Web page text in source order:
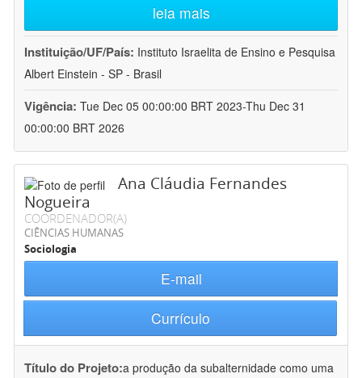
leia mais
Instituição/UF/País: Instituto Israelita de Ensino e Pesquisa
Albert Einstein - SP - Brasil
Vigência: Tue Dec 05 00:00:00 BRT 2023-Thu Dec 31
00:00:00 BRT 2026
Ana Cláudia Fernandes
Nogueira
COORDENADOR(A)
CIÊNCIAS HUMANAS
Sociologia
E-mail
Currículo
Título do Projeto:a produção da subalternidade como uma